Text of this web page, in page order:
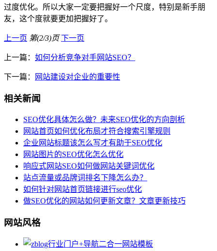
过度优化。所以大家一定要把握好一个尺度，特别是新手朋
友，这个度就要更加把握好了。
上一页 第(2/3)页 下一页
上一篇： 如何分析竞争对手网站SEO？
下一篇： 网站建设对企业的重要性
相关新闻
SEO优化具体怎么做？未来SEO优化的方向剖析
网站首页如何优化布局才符合搜索引擎规则
企业网站标题该怎么写才有助于SEO优化
网站图片的SEO优化怎么优化
响应式网站SEO如何做网站关键词优化
站点流量或品牌词排名下降怎么办？
如何针对网站首页链接进行seo优化
做SEO优化的网站如何更新文章？文章更新技巧
网站风格